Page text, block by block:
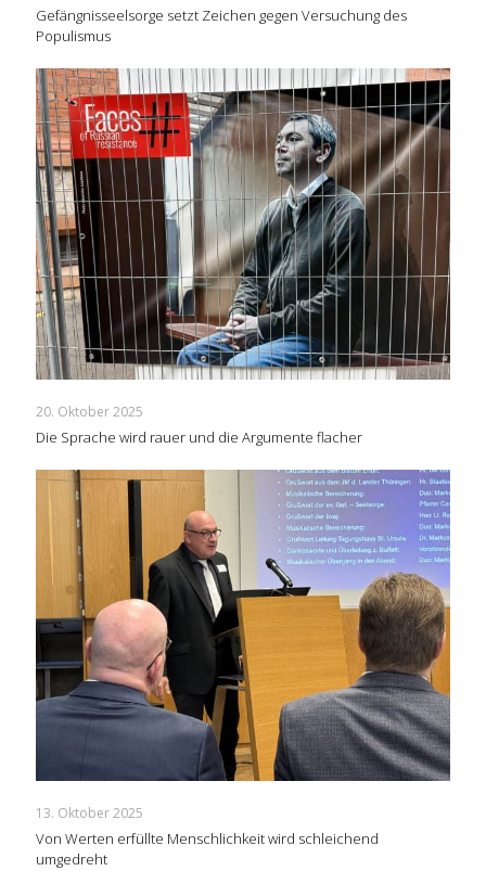
Gefängnisseelsorge setzt Zeichen gegen Versuchung des
Populismus
20. Oktober 2025
Die Sprache wird rauer und die Argumente flacher
13. Oktober 2025
Von Werten erfüllte Menschlichkeit wird schleichend
umgedreht